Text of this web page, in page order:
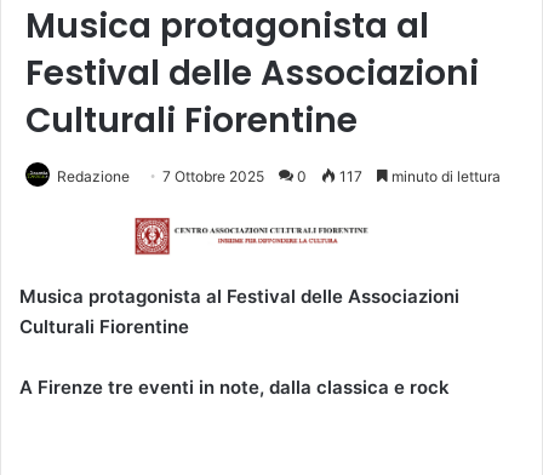
Musica protagonista al
Festival delle Associazioni
Culturali Fiorentine
Redazione 7 Ottobre 2025 0 117 minuto di lettura
Musica protagonista al Festival delle Associazioni
Culturali Fiorentine
A Firenze tre eventi in note, dalla classica e rock